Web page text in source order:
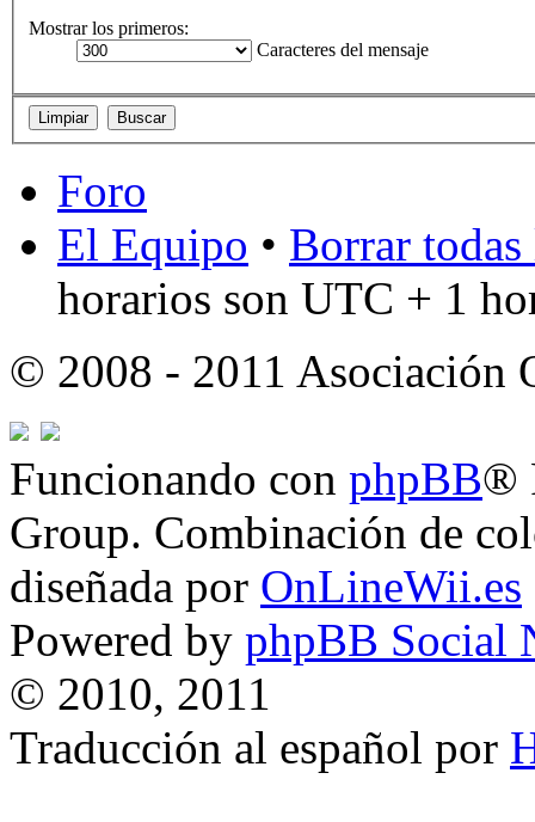
Mostrar los primeros:
Caracteres del mensaje
Foro
El Equipo • Borrar
horarios son UTC + 1
© 2008 - 2011 Asociación
Funcionando con phpBB®
Group. Combinación de
diseñada por OnLineWii.es
Powered by phpBB Social
© 2010, 2011
Traducción al español por